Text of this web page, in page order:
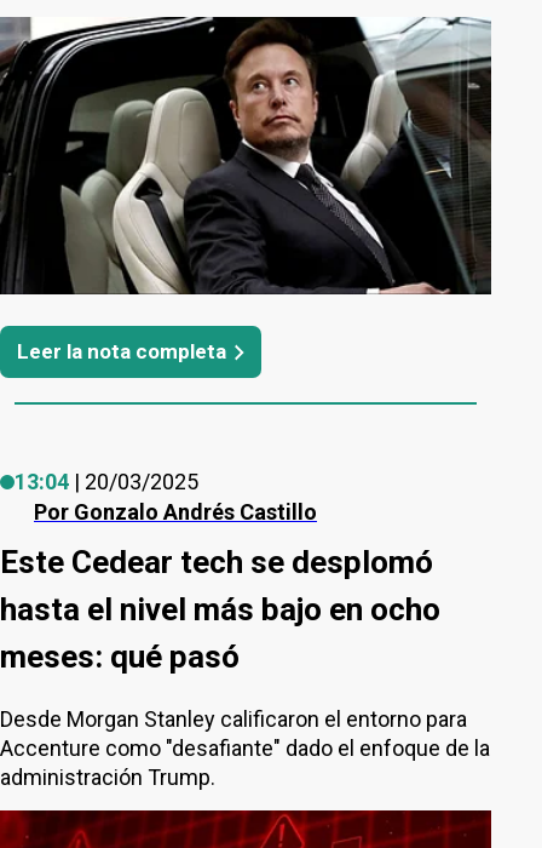
Leer la nota completa
Por Gonzalo Andrés Castillo
13:04 | 20/03/2025
Este Cedear tech se desplomó
hasta el nivel más bajo en ocho
meses: qué pasó
Desde Morgan Stanley calificaron el entorno para
Accenture como "desafiante" dado el enfoque de la
administración Trump.